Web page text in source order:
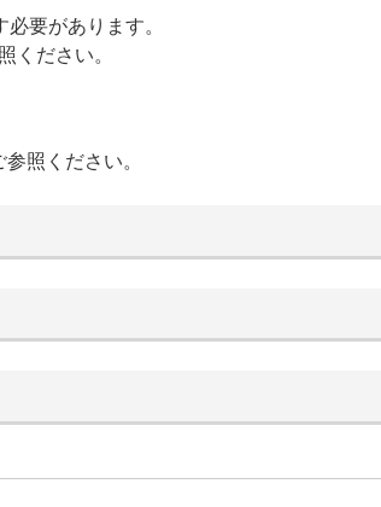
要があります。
ださい。
照ください。